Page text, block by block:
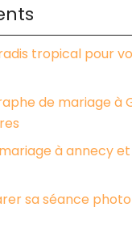
tropical pour
de mariage à
à annecy
sa séance